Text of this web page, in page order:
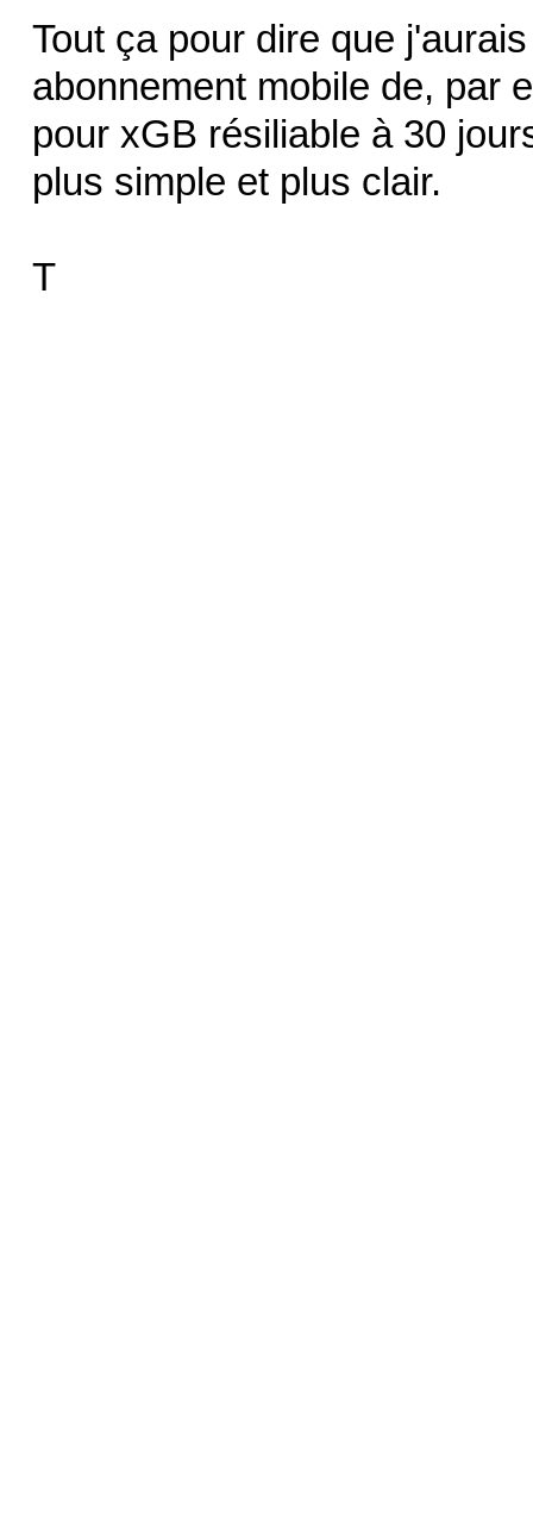
Tout ça pour dire que
abonnement mobile de, par
pour xGB résiliable à 30
plus simple et plus clair.
T